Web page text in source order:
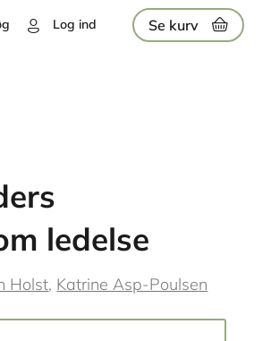
Log ind Se kurv
ledelse
Holst Katrine Asp-Poulsen